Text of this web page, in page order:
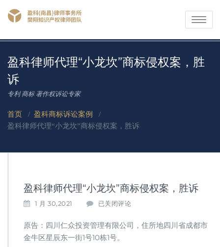
Toggle
盈科律师代理“小龙坎”商标侵权案，胜
诉
专利 商标 著作权诉讼专家
首页 / 盈科商标诉讼案例
/
盈科律师代理“小龙坎”商标侵权案，胜诉
盈科律师代理“小龙坎”商标侵权案，胜诉
1 月 30,2021
盈
律
师
代
已关闭评论
原告：四川仁众投资管理有限公司，住所地四川省成都市
金牛区星辰东一街1号10栋1号。